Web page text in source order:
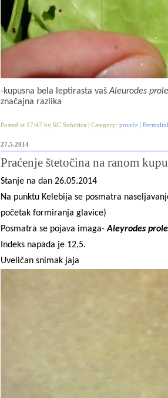
-kupusna bela leptirasta vašAleurodes
značajna razlika
Posted at 17:47 by RC Subotica | Category: povrće
27.5.2014
Praćenje štetočina na ranom
Stanje na dan 26.05.2014
Na punktu Kelebija se posmatra
početak formiranja glavice)
Posmatra se pojava imaga-Aleyrodes
Indeks napada je 12,5.
Uveličan snimak jaja